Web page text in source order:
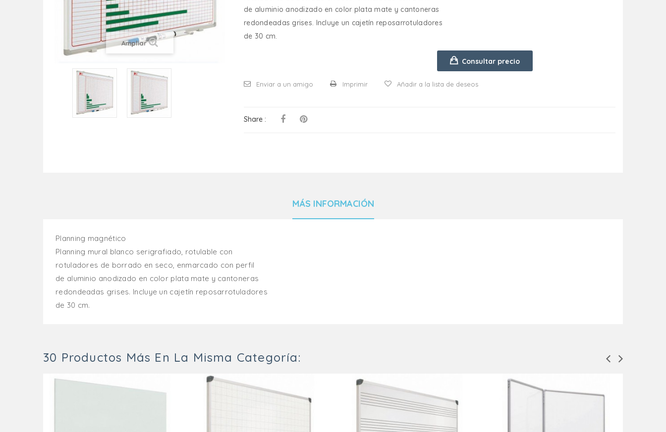
Ampliar
de aluminio anodizado en color plata mate y cantoneras
redondeadas grises. Incluye un cajetín reposarrotuladores
de 30 cm.
Consultar precio
Enviar a un amigo Imprimir Añadir a la lista de deseos
Share :
MÁS INFORMACIÓN
Planning magnético
Planning mural blanco serigrafiado, rotulable con
rotuladores de borrado en seco, enmarcado con perfil
de aluminio anodizado en color plata mate y cantoneras
redondeadas grises. Incluye un cajetín reposarrotuladores
de 30 cm.
30 Productos Más En La Misma Categoría: